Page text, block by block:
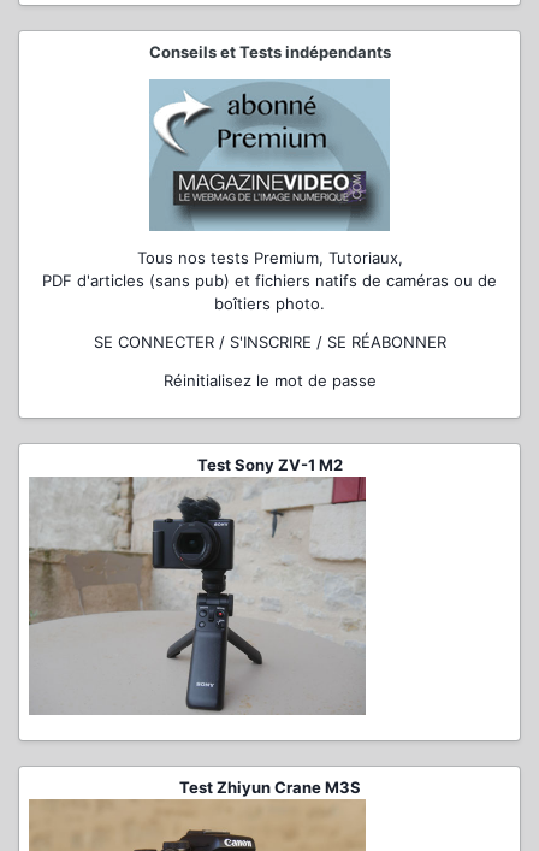
Conseils et Tests indépendants
Tous nos tests Premium, Tutoriaux,
PDF d'articles (sans pub) et fichiers natifs de caméras ou de
boîtiers photo.
SE CONNECTER / S'INSCRIRE / SE RÉABONNER
Réinitialisez le mot de passe
Test Sony ZV-1 M2
Test Zhiyun Crane M3S